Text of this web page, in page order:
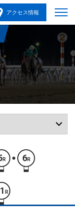
アクセス情報
R 6R
R